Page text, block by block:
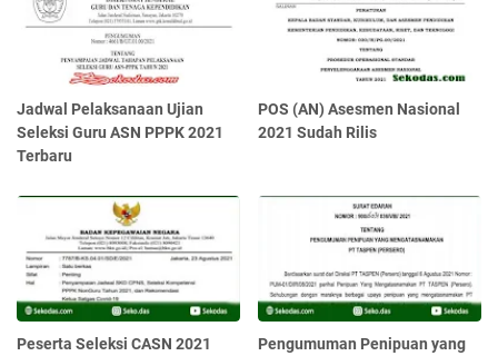
Jadwal Pelaksanaan Ujian
Seleksi Guru ASN PPPK 2021
Terbaru
POS (AN) Asesmen Nasional
2021 Sudah Rilis
Peserta Seleksi CASN 2021
Pengumuman Penipuan yang